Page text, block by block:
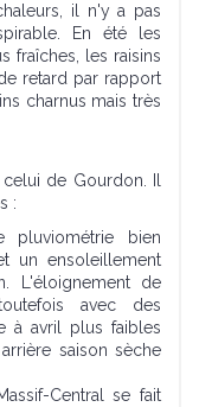
il n'y a pas
En été les
fraîches, les raisins
retard par rapport
charnus mais très
de Gourdon. Il
:
pluviométrie bien
un ensoleillement
L'éloignement de
avec des
à avril plus faibles
saison sèche
Central se fait